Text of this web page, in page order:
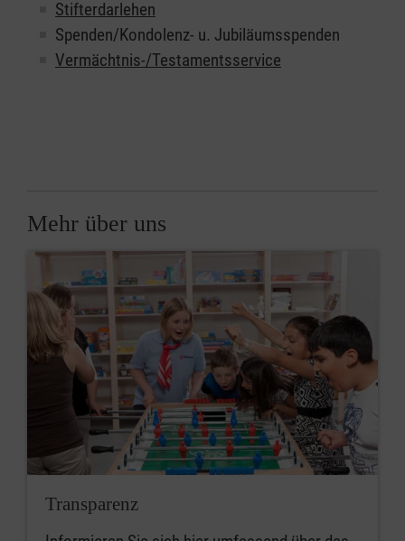
Stifterdarlehen
Spenden/Kondolenz- u. Jubiläumsspenden
Vermächtnis-/Testamentsservice
Mehr über uns
Transparenz